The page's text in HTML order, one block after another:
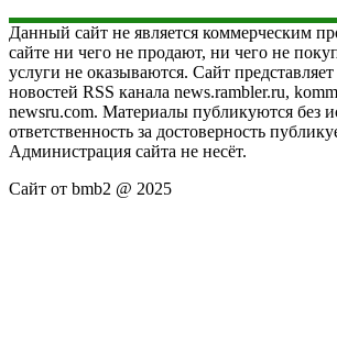
Данный сайт не является коммерческим
сайте ни чего не продают, ни чего не
услуги не оказываются. Сайт
новостей RSS канала news.rambler.ru,
newsru.com. Материалы публикуются без
ответственность за достоверность
Администрация сайта не несёт.
Сайт от bmb2 @ 2025